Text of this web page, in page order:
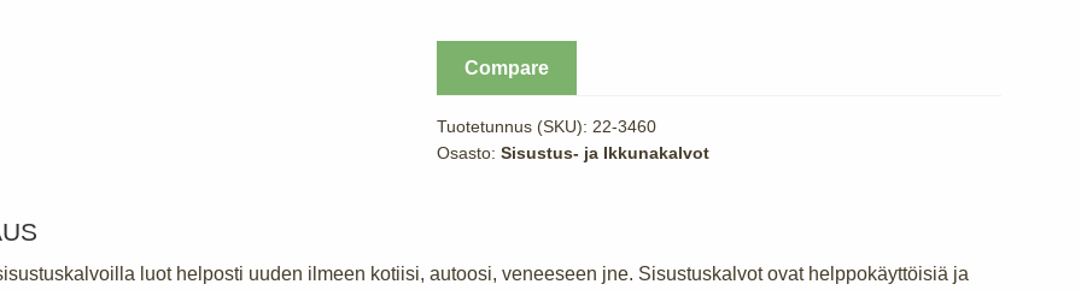
harmaa
Compare
Tuotetunnus (SKU): 22-3460
Osasto:Sisustus- ja Ikkunakalvot
luot helposti uuden ilmeen kotiisi, autoosi, veneeseen jne. Sisustuskalvot ovat helppokäyttöisiä ja